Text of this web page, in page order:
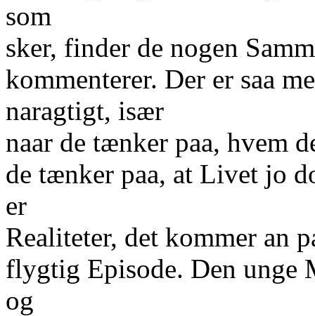
som
sker, finder de nogen
kommenterer. Der er saa
naragtigt, især
naar de tænker paa, hvem
de tænker paa, at Livet jo
er
Realiteter, det kommer an
flygtig Episode. Den unge
og